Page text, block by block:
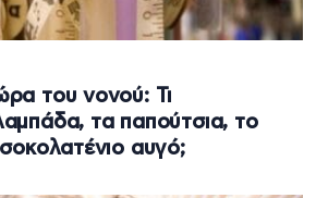
του νονού: Τι
τα παπούτσια, το
αυγό;